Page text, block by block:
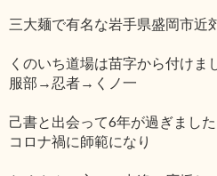
三大麺で有名な岩手県盛岡市近
くのいち道場は苗字から付けま
服部→忍者→くノ一
己書と出会って6年が過ぎました
コロナ禍に師範になり